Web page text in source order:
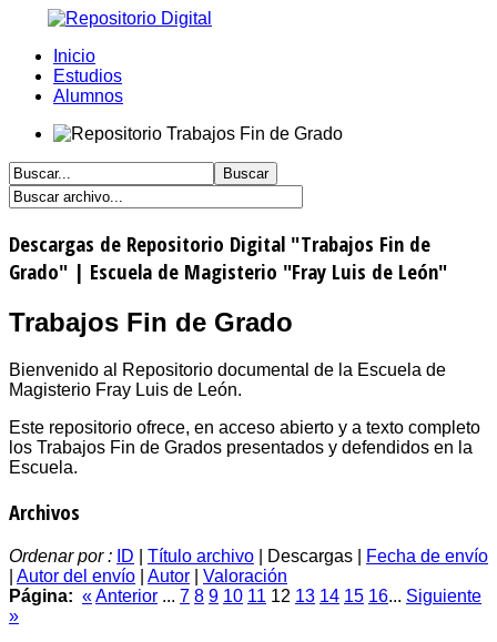
Inicio
Estudios
Alumnos
Descargas de Repositorio Digital "Trabajos Fin de
Grado" | Escuela de Magisterio "Fray Luis de León"
Trabajos Fin de Grado
Bienvenido al Repositorio documental de la Escuela de
Magisterio Fray Luis de León.
Este repositorio ofrece, en acceso abierto y a texto completo
los Trabajos Fin de Grados presentados y defendidos en la
Escuela.
Archivos
Ordenar por : ID Título archivo | Descargas |
Fecha de envío
Autor del envío Autor
Valoración
Página: «Anterior ... 7 8 9 10 11 12 13 14 15 16... Siguiente
»